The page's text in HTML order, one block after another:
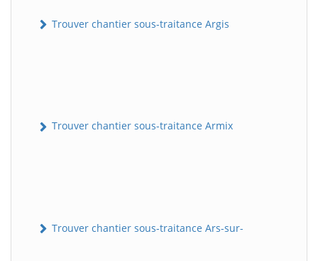
Trouver chantier sous-traitance Argis
Trouver chantier sous-traitance Armix
Trouver chantier sous-traitance Ars-sur-